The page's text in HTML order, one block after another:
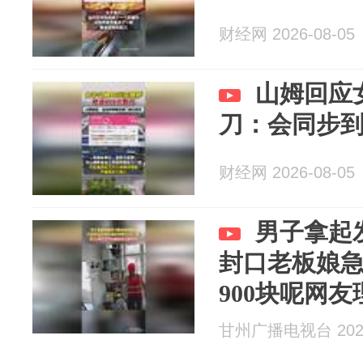
财经网 2026-08-05
山姆回应
刀：会同步
财经网 2026-08-05
男子拿起
封口老板娘
900块呢网友
不能乱用
甘州广播电视台